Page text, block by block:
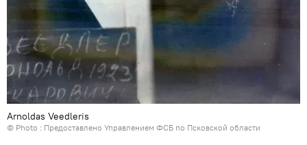
Arnoldas Veedleris
© Photo : Предоставлено Управлением ФСБ по Псковской области